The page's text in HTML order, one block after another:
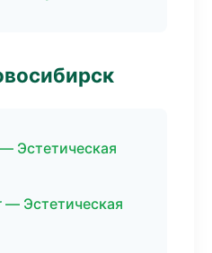
Эстетическая
Эстетическая